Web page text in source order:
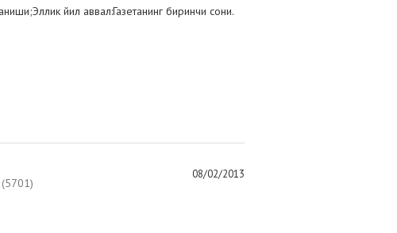
йил аввал:Газетанинг биринчи сони.
08/02/2013